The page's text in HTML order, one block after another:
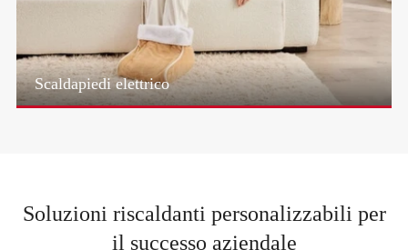
Scaldapiedi elettrico
Soluzioni riscaldanti personalizzabili per
il successo aziendale